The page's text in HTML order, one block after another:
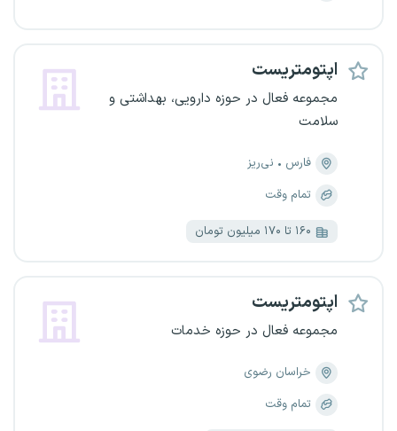
اپتومتریست
مجموعه فعال در حوزه دارویی، بهداشتی و
سلامت
فارس
نی‌ریز
تمام وقت
۱۶۰ تا ۱۷۰ میلیون تومان
اپتومتریست
مجموعه فعال در حوزه خدمات
خراسان رضوی
تمام وقت